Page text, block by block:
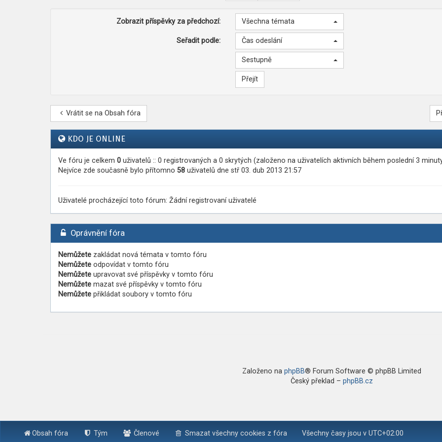
Zobrazit příspěvky za předchozí: Všechna témata
Seřadit podle: Čas odeslání
Sestupně
Vrátit se na Obsah fóra
KDO JE ONLINE
Ve fóru je celkem 0 uživatelů :: 0 registrovaných a 0 skrytých (založeno na uživatelích aktivních během poslední 3
Nejvíce zde současně bylo přítomno 58 uživatelů dne stř 03. dub 2013 21:57
Uživatelé procházející toto fórum: Žádní registrovaní uživatelé
Oprávnění fóra
Nemůžete zakládat nová témata v tomto fóru
Nemůžete odpovídat v tomto fóru
Nemůžete upravovat své příspěvky v tomto fóru
Nemůžete mazat své příspěvky v tomto fóru
Nemůžete přikládat soubory v tomto fóru
Založeno na phpBB® Forum Software © phpBB Limited
Český překlad – phpBB.cz
Obsah fóra Tým Členové Smazat všechny cookies z fóra Všechny časy jsou v UTC+02:00